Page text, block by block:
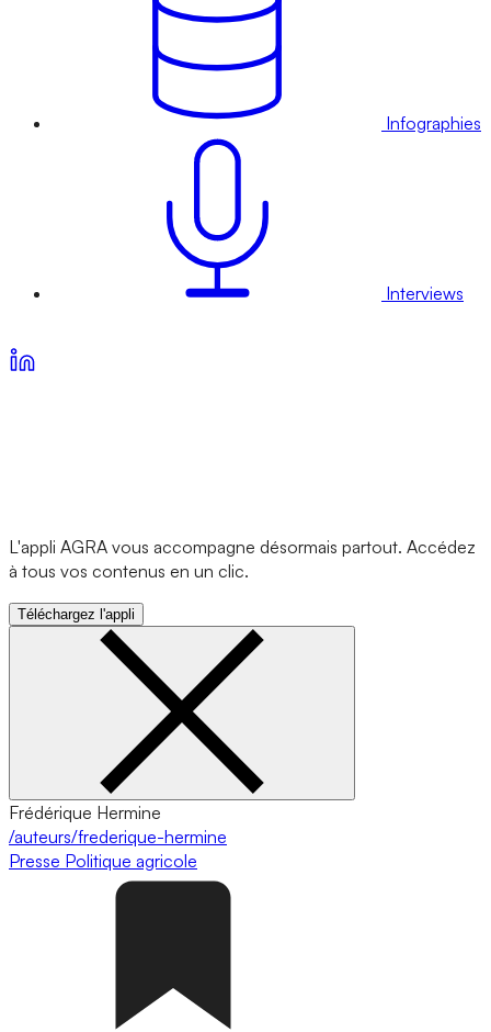
Infographies
Interviews
L'appli AGRA vous accompagne désormais partout. Accédez
à tous vos contenus en un clic.
Téléchargez l'appli
Frédérique Hermine
/auteurs/frederique-hermine
Presse Politique agricole